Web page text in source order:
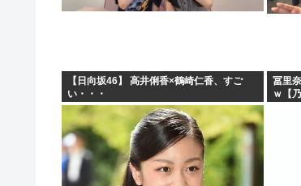
【日向坂46】 高井俐香×鶴崎仁香、すご
い・・・
冨里
ｗ【